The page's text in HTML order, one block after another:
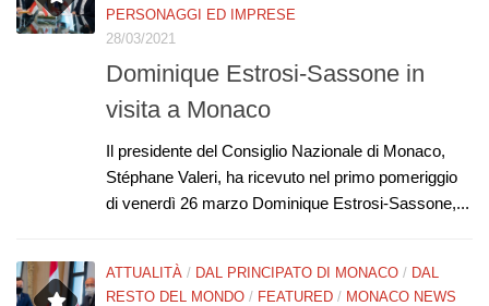
PERSONAGGI ED IMPRESE
28/03/2021
Dominique Estrosi-Sassone in
visita a Monaco
Il presidente del Consiglio Nazionale di Monaco,
Stéphane Valeri, ha ricevuto nel primo pomeriggio
di venerdì 26 marzo Dominique Estrosi-Sassone,...
ATTUALITÀ / DAL PRINCIPATO DI MONACO / DAL
RESTO DEL MONDO / FEATURED / MONACO NEWS